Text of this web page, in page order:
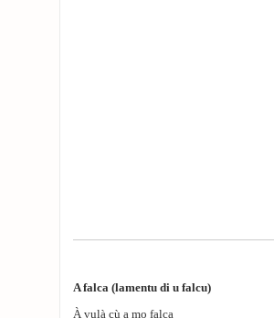
A falca (lamentu di u falcu)
À vulà cù a mo falca